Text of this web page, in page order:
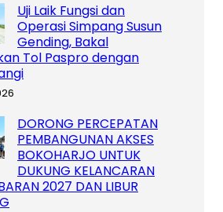
Uji Laik Fungsi dan
Operasi Simpang Susun
Gending, Bakal
Tol Paspro dengan
DORONG PERCEPATAN
PEMBANGUNAN AKSES
BOKOHARJO UNTUK
DUKUNG KELANCARAN
2027 DAN LIBUR